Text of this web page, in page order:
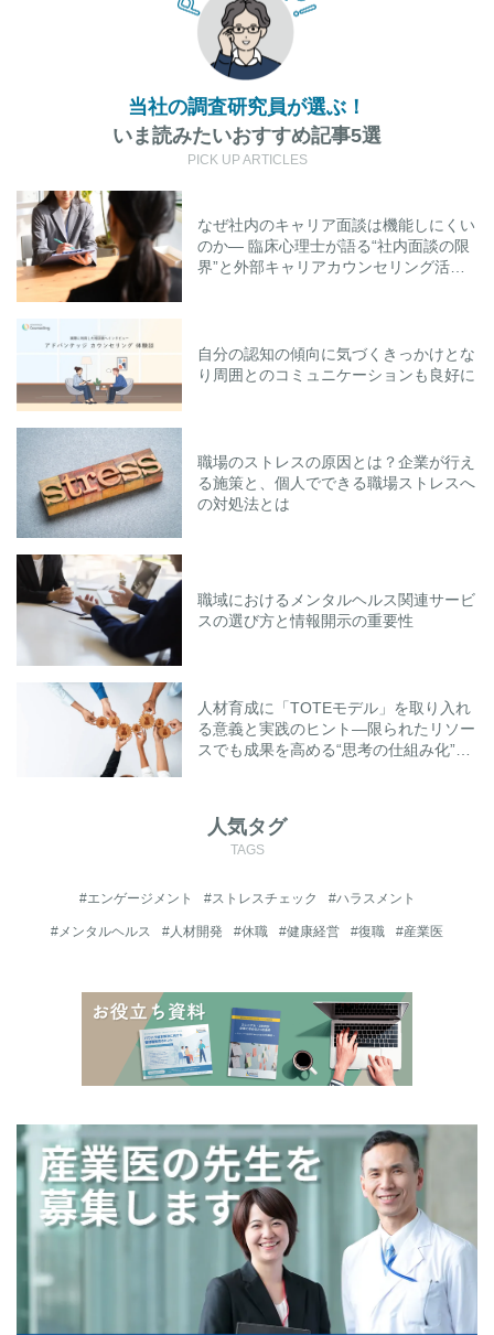
当社の調査研究員が選ぶ！
いま読みたいおすすめ記事5選
PICK UP ARTICLES
なぜ社内のキャリア面談は機能しにくい
のか― 臨床心理士が語る“社内面談の限
界”と外部キャリアカウンセリング活用
自分の認知の傾向に気づくきっかけとな
り周囲とのコミュニケーションも良好に
職場のストレスの原因とは？企業が行え
る施策と、個人でできる職場ストレスへ
の対処法とは
職域におけるメンタルヘルス関連サービ
スの選び方と情報開示の重要性
人材育成に「TOTEモデル」を取り入れ
る意義と実践のヒント―限られたリソー
スでも成果を高める“思考の仕組み化”と
人気タグ
TAGS
#エンゲージメント #ストレスチェック #ハラスメント
#メンタルヘルス #人材開発 #休職 #健康経営 #復職 #産業医